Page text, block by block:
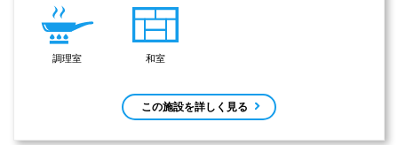
調理室 和室
この施設を詳しく見る